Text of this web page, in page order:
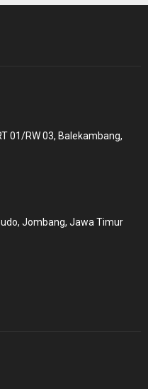
01/RW 03, Balekambang,
Jombang, Jawa Timur